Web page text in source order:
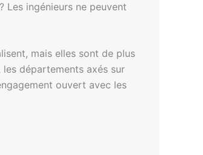
Les ingénieurs ne peuvent
mais elles sont de plus
départements axés sur
ouvert avec les